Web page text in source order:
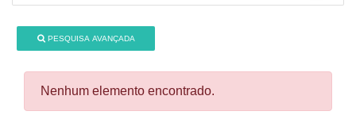
PESQUISA AVANÇADA
Nenhum elemento encontrado.